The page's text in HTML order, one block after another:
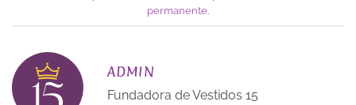
permanente.
ADMIN
Fundadora de Vestidos 15